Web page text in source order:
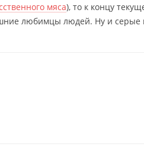
мяса), то к концу
любимцы людей. Ну и серые